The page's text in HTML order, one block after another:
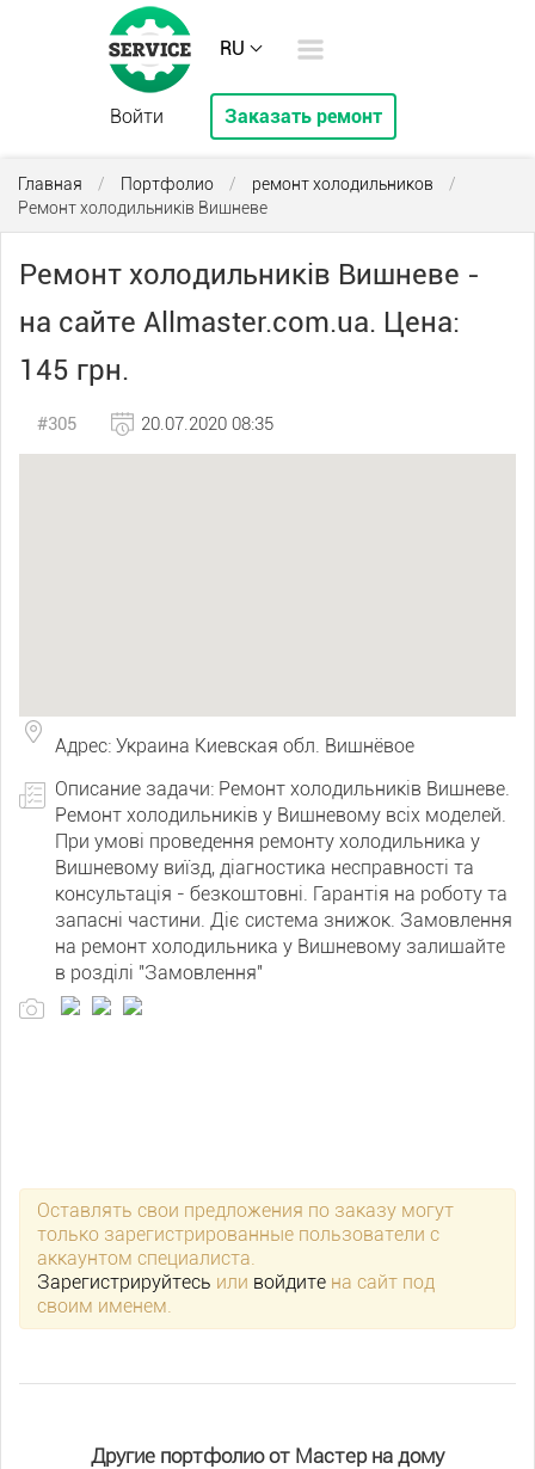
RU
Войти Заказать ремонт
Главная / Портфолио / ремонт холодильников
/
Ремонт холодильників Вишневе
Ремонт холодильників Вишневе -
на сайте Allmaster.com.ua. Цена:
145 грн.
#305 20.07.2020 08:35
Адрес: Украина Киевская обл. Вишнёвое
Описание задачи: Ремонт холодильників Вишневе.
Ремонт холодильників у Вишневому всіх моделей.
При умові проведення ремонту холодильника у
Вишневому виїзд, діагностика несправності та
консультація - безкоштовні. Гарантія на роботу та
запасні частини. Діє система знижок. Замовлення
на ремонт холодильника у Вишневому залишайте
в розділі "Замовлення"
Оставлять свои предложения по заказу могут
только зарегистрированные пользователи с
аккаунтом специалиста.
Зарегистрируйтесь или войдите на сайт под
своим именем.
Другие портфолио от Мастер на дому